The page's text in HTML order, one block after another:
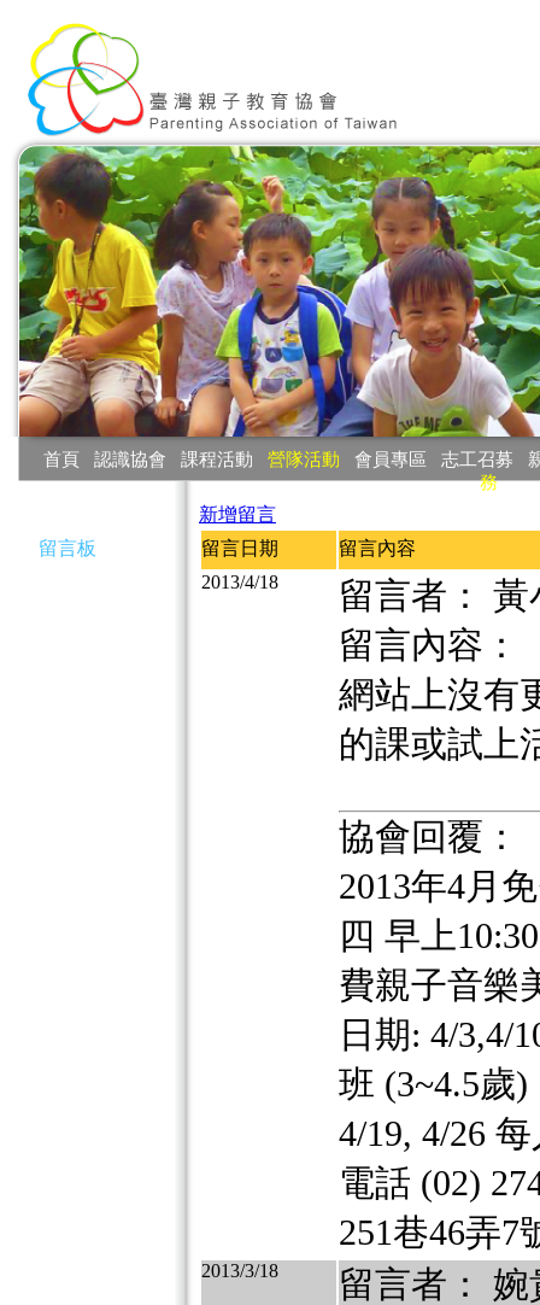
首頁 認識協會 課程活動 營隊活動 會員專區 志工召募
務
留言板
新增留言
留言日期
留言內容
2013/4/18
留言者： 黃
留言內容：
網站上沒有
的課或試上
協會回覆：
2013年4月
四 早上
費親子音樂
日期: 4/3,4/
班 (3~4.5歲
4/19, 4/26
電話 (02)
251巷46弄7
2013/3/18
留言者： 婉